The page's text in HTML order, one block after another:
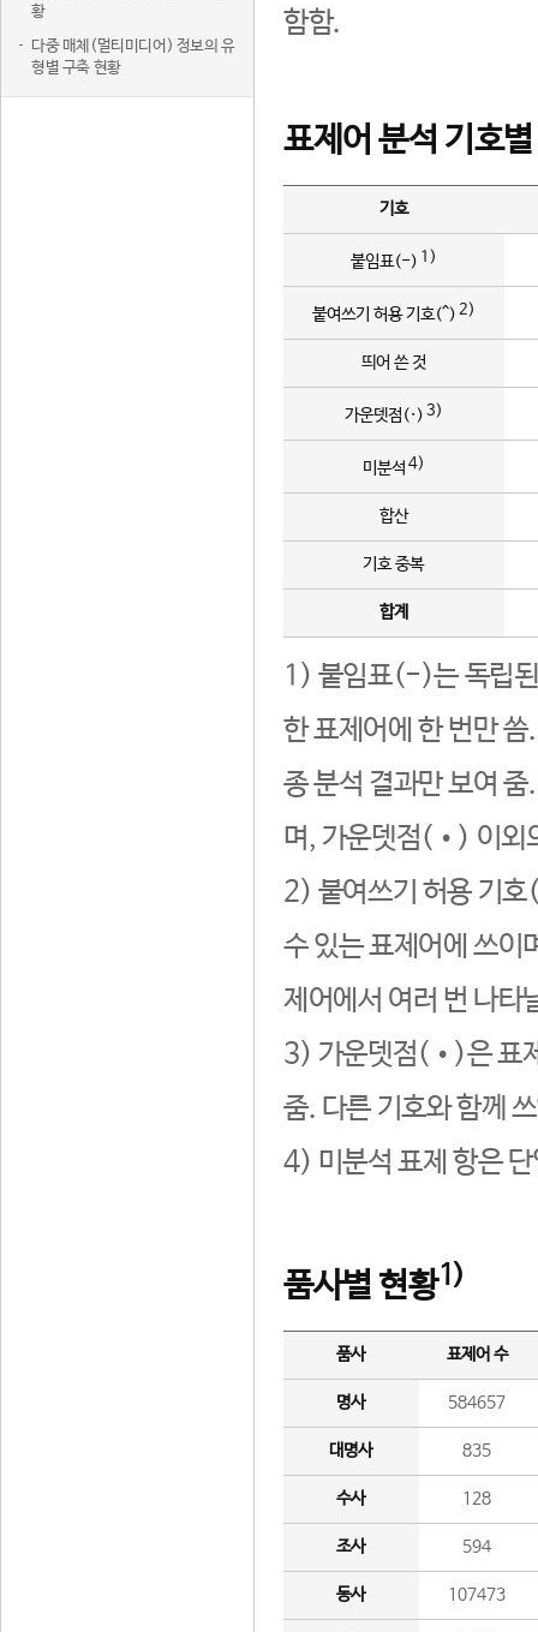
황
다중 매체(멀티미디어) 정보의 유
형별 구축 현황
함함.
표제어 분석 기호
기호
붙임표(-) 1)
붙여쓰기 허용 기호(^) 2)
띄어 쓴 것
가운뎃점(·) 3)
미분석 4)
합산
기호 중복
합계
1) 붙임표(-)는 독립된
한 표제어에 한 번만
종 분석 결과만 보여
며, 가운뎃점(•) 이외
2) 붙여쓰기 허용 기호
수 있는 표제어에 쓰이
제어에서 여러 번 나타
3) 가운뎃점(•)은 표
줌. 다른 기호와 함께
4) 미분석 표제 항은
품사별 현황1)
품사 표제어 수
명사 584657
대명사 835
수사 128
조사 594
동사 107473